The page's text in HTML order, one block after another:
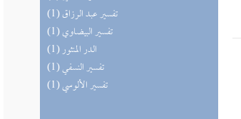
(1) تفسير عبد الرزاق
(1) تفسير البيضاوي
(1) الدر المنثور
(1) تفسير النسفي
(1) تفسير الألوسي